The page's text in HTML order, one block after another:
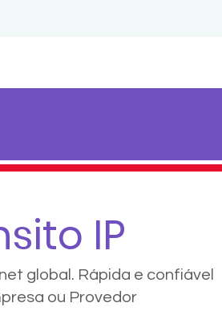
IP
global. Rápida e confiável
ou Provedor